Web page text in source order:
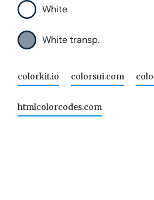
White
White transp.
colorkit.io colorsui.com
htmlcolorcodes.com